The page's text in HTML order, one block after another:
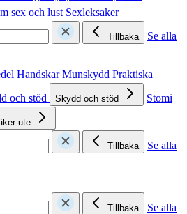
sex och lust Sexleksaker
Tillbaka
Se alla
HandskarMunskydd Praktiska
och stöd Skydd och stöd
Stomi
ute
Tillbaka
Se alla
Tillbaka
Se alla